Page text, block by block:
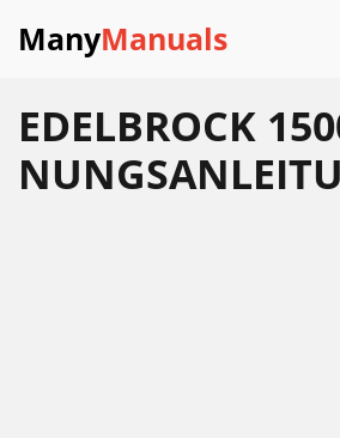
ManyManuals
EDELBROCK